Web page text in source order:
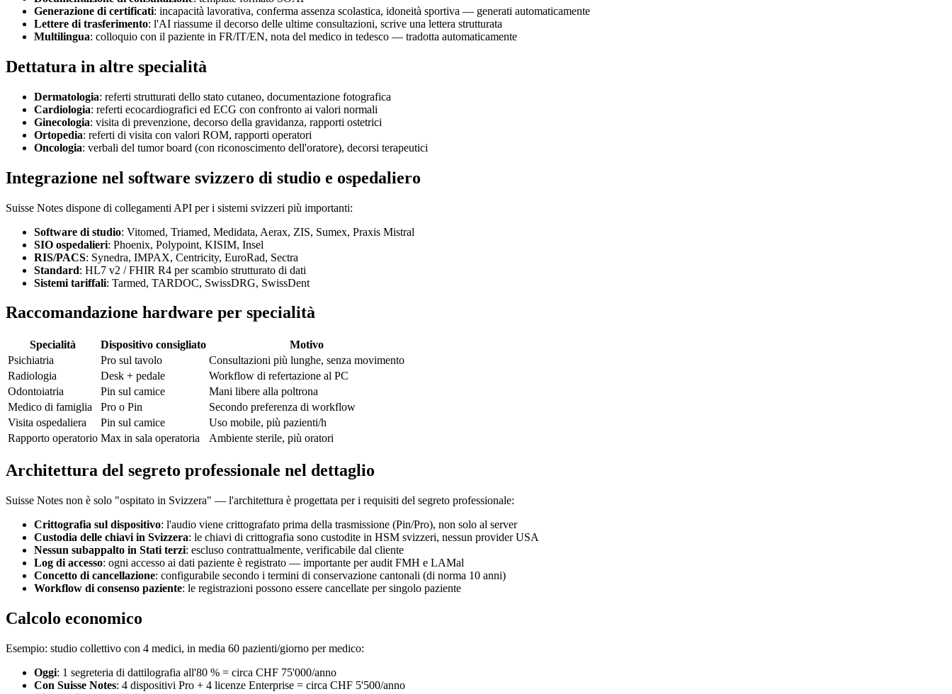
Generazione di certificati: incapacità lavorativa, conferma assenza scolastica, idoneità sportiva — generati automaticamente
Lettere di trasferimento: l'AI riassume il decorso delle ultime consultazioni, scrive una lettera strutturata
Multilingua: colloquio con il paziente in FR/IT/EN, nota del medico in tedesco — tradotta automaticamente
Dettatura in altre specialità
Dermatologia: referti strutturati dello stato cutaneo, documentazione fotografica
Cardiologia: referti ecocardiografici ed ECG con confronto ai valori normali
Ginecologia: visita di prevenzione, decorso della gravidanza, rapporti ostetrici
Ortopedia: referti di visita con valori ROM, rapporti operatori
Oncologia: verbali del tumor board (con riconoscimento dell'oratore), decorsi terapeutici
Integrazione nel software svizzero di studio e ospedaliero
Suisse Notes dispone di collegamenti API per i sistemi svizzeri più importanti:
Software di studio: Vitomed, Triamed, Medidata, Aerax, ZIS, Sumex, Praxis Mistral
SIO ospedalieri: Phoenix, Polypoint, KISIM, Insel
RIS/PACS: Synedra, IMPAX, Centricity, EuroRad, Sectra
Standard: HL7 v2 / FHIR R4 per scambio strutturato di dati
Sistemi tariffali: Tarmed, TARDOC, SwissDRG, SwissDent
Raccomandazione hardware per specialità
Specialità Dispositivo consigliato
Motivo
Psichiatria
Pro sul tavolo
Consultazioni più lunghe, senza movimento
Radiologia
Desk + pedale
Workflow di refertazione al PC
Odontoiatria
Pin sul camice
Mani libere alla poltrona
Medico di famiglia
Pro o Pin
Secondo preferenza di workflow
Visita ospedaliera
Pin sul camice
Uso mobile, più pazienti/h
Rapporto operatorio Max in sala operatoria Ambiente sterile, più oratori
Architettura del segreto professionale nel dettaglio
Suisse Notes non è solo "ospitato in Svizzera" — l'architettura è progettata per i requisiti del segreto professionale:
Crittografia sul dispositivo: l'audio viene crittografato prima della trasmissione (Pin/Pro), non solo al server
Custodia delle chiavi in Svizzera: le chiavi di crittografia sono custodite in HSM svizzeri, nessun provider USA
Nessun subappalto in Stati terzi: escluso contrattualmente, verificabile dal cliente
Log di accesso: ogni accesso ai dati paziente è registrato — importante per audit FMH e LAMal
Concetto di cancellazione: configurabile secondo i termini di conservazione cantonali (di norma 10 anni)
Workflow di consenso paziente: le registrazioni possono essere cancellate per singolo paziente
Calcolo economico
Esempio: studio collettivo con 4 medici, in media 60 pazienti/giorno per medico:
Oggi: 1 segreteria di dattilografia all'80 % = circa CHF 75'000/anno
Con Suisse Notes: 4 dispositivi Pro + 4 licenze Enterprise = circa CHF 5'500/anno